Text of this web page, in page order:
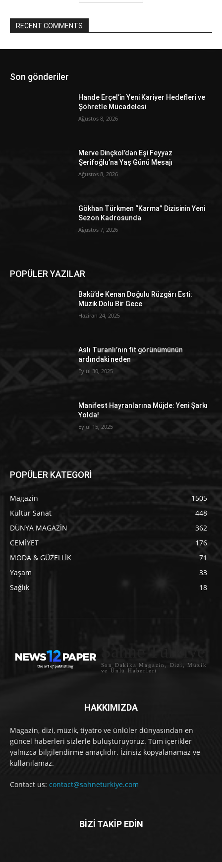
RECENT COMMENTS
Son gönderiler
Hande Erçel’in Yeni Kariyer Hedefleri ve
Şöhretle Mücadelesi
Ağustos 8, 2026
Merve Dinçkol’dan Eşi Feyyaz
Şerifoğlu’na Yaş Günü Mesajı
Ağustos 8, 2026
Gökhan Türkmen “Karma” Dizisinin Yeni
Sezon Kadrosunda
Ağustos 7, 2026
POPÜLER YAZILAR
Bakü’de Kenan Doğulu Rüzgârı Esti:
Müzik Dolu Bir Gece
Haziran 24, 2025
Aslı Turanlı’nın fit görünümünün
ardındaki neden
Eylül 30, 2025
Manifest Hayranlarına Müjde: Yeni Şarkı
Yolda!
Eylül 15, 2025
POPÜLER KATEGORİ
Magazin
1505
Kültür Sanat
448
DÜNYA MAGAZİN
362
CEMİYET
176
MODA & GÜZELLİK
71
Yaşam
33
Sağlık
18
Sahne Türkiye
Son Dakika Magazin, Dizi, Müzik
ve Ünlü Haberleri
HAKKIMIZDA
Magazin, dizi, müzik, tiyatro ve ünlüler dünyasından en
güncel haberleri sizlerle buluşturuyoruz. Tüm içerikler
yalnızca bilgilendirme amaçlıdır. İzinsiz kopyalanamaz ve
kullanılamaz.
Contact us: contact@sahneturkiye.com
BİZİ TAKİP EDİN